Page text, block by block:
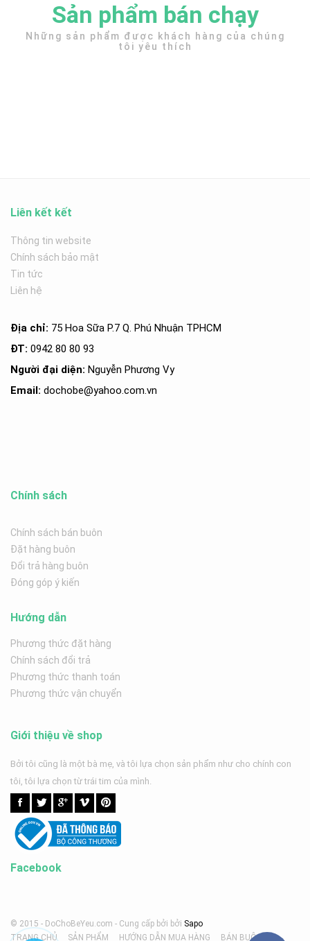
Sản phẩm bán chạy
Những sản phẩm được khách hàng của chúng
tôi yêu thích
Liên kết kết
Thông tin website
Chính sách bảo mật
Tin tức
Liên hệ
Địa chỉ: 75 Hoa Sữa P.7 Q. Phú Nhuận TPHCM
ĐT: 0942 80 80 93
Người đại diện: Nguyễn Phương Vy
Email: dochobe@yahoo.com.vn
Chính sách
Chính sách bán buôn
Đặt hàng buôn
Đổi trả hàng buôn
Đóng góp ý kiến
Hướng dẫn
Phương thức đặt hàng
Chính sách đổi trả
Phương thức thanh toán
Phương thức vận chuyển
Giới thiệu về shop
Bởi tôi cũng là một bà mẹ, và tôi lựa chọn sản phẩm như cho chính con
tôi, tôi lựa chọn từ trái tim của mình.
Facebook
© 2015 - DoChoBeYeu.com - Cung cấp bởi bởi Sapo
TRANG CHỦ
SẢN PHẨM HƯỚNG DẪN MUA HÀNG BÁN BUÔN